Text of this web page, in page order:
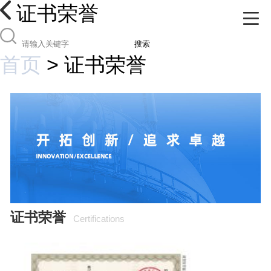
证书荣誉
搜索
首页 > 证书荣誉
证书荣誉 Certifications